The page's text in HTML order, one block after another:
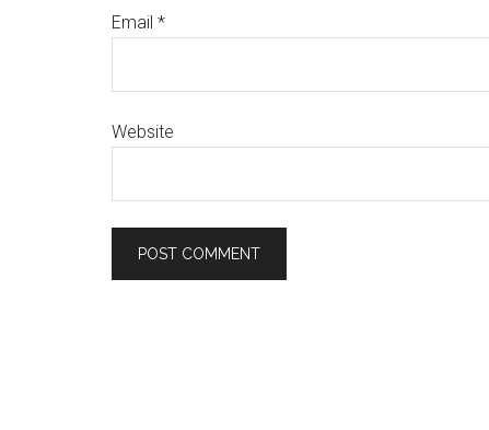
Email *
Website